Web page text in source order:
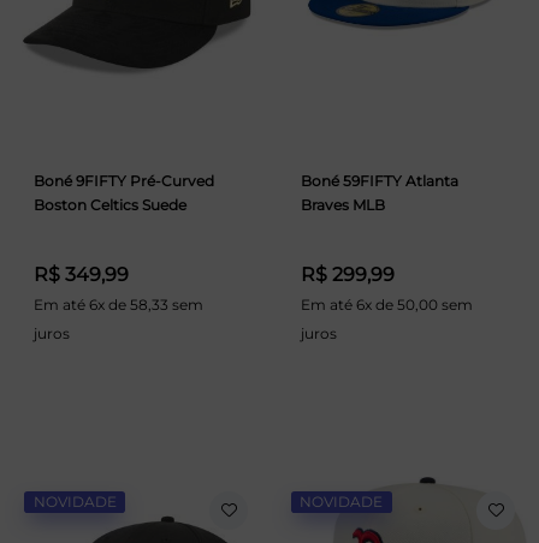
Boné 9FIFTY Pré-Curved
Boston Celtics Suede
R$ 349,99
Em até 6x de 58,33 sem
juros
Boné 59FIFTY Atlanta
Braves MLB
R$ 299,99
Em até 6x de 50,00 sem
juros
NOVIDADE NOVIDADE